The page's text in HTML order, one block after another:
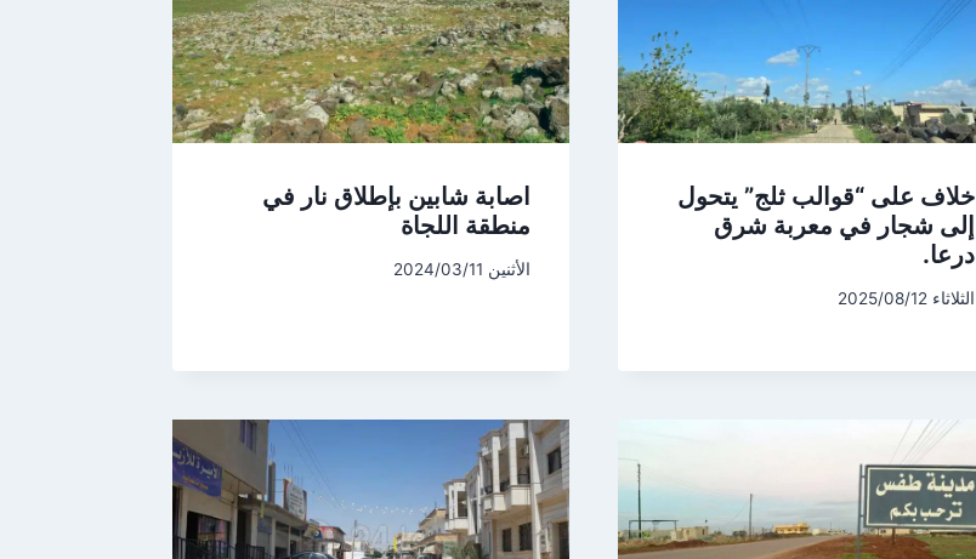
خلاف على “قوالب ثلج” يتحول
إلى شجار في معربة شرق
درعا.
الثلاثاء 2025/08/12
اصابة شابين بإطلاق نار في
منطقة اللجاة
الأثنين 2024/03/11